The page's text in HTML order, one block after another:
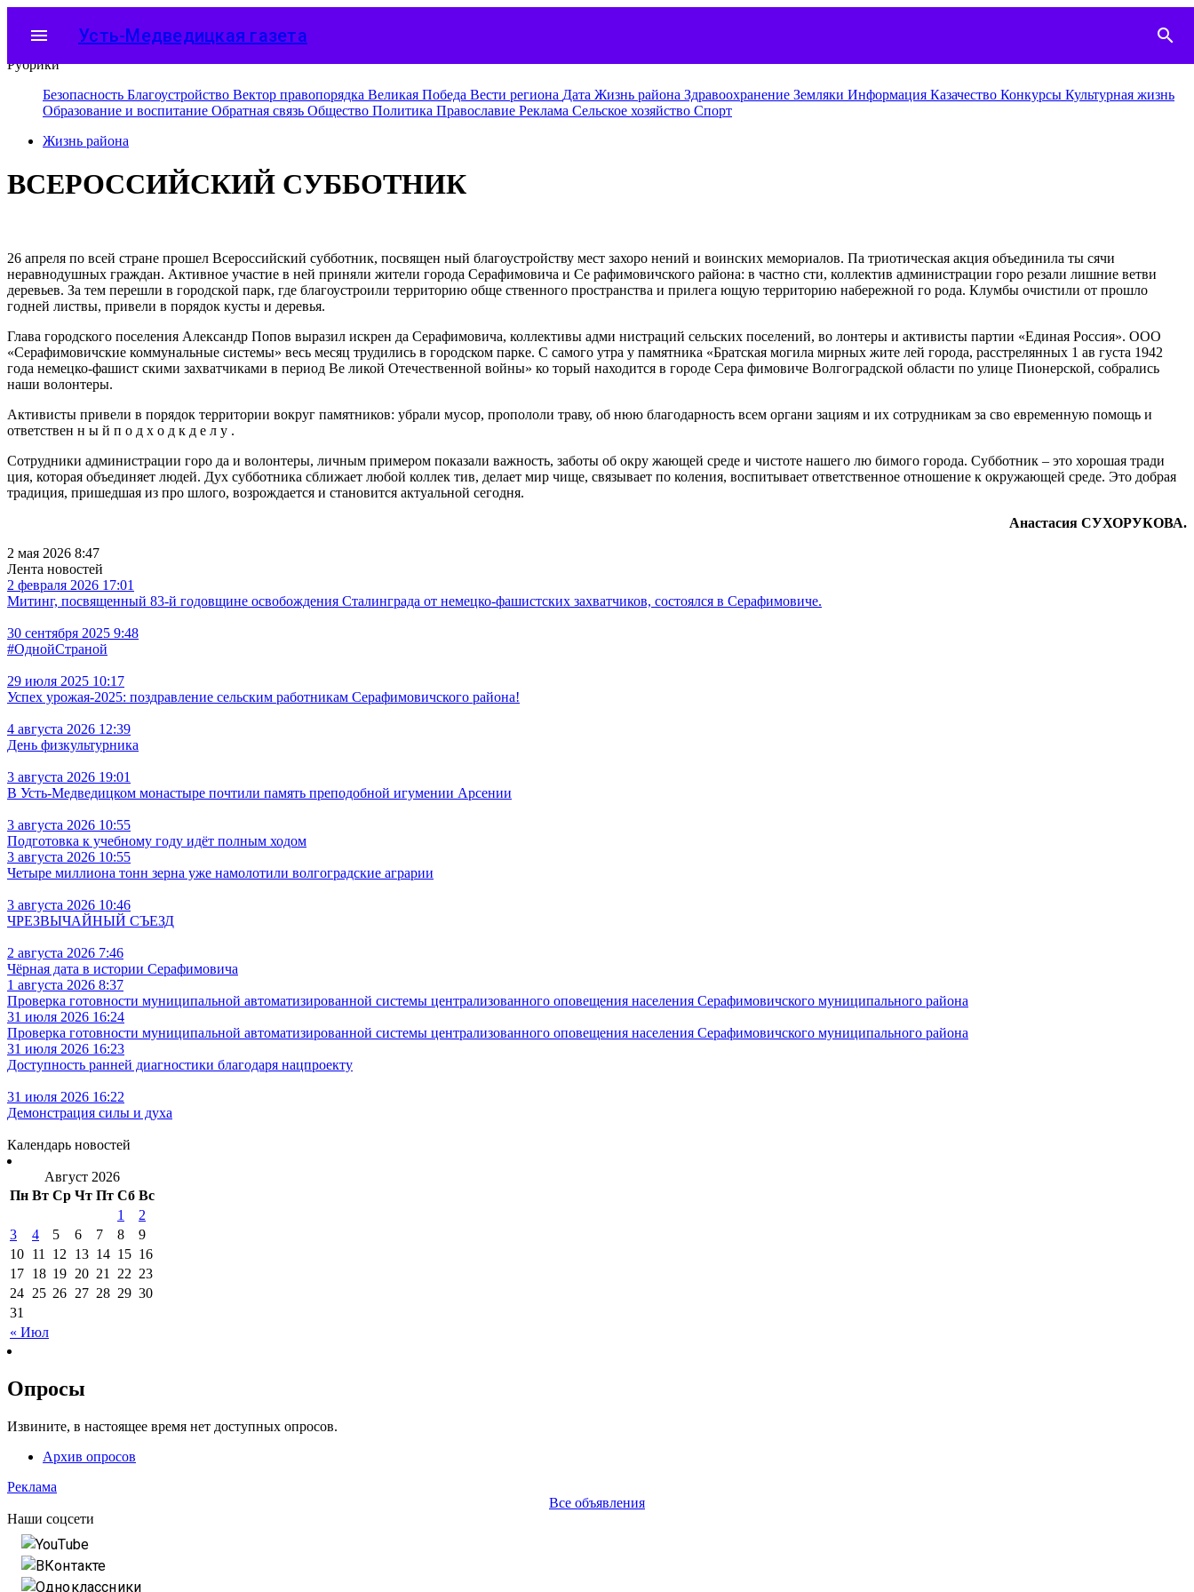
menu Усть-Медведицкая газета search
Рубрики
Безопасность Благоустройство Вектор правопорядка Великая Победа Вести региона Дата Жизнь района Здравоохранение Земляки Информация Казачество Конкурcы Культурная жизнь
Образование и воспитание Обратная связь Общество Политика Православие Реклама Сельское хозяйство Спорт
Жизнь района
ВСЕРОССИЙСКИЙ СУББОТНИК
26 апреля по всей стране прошел Всероссийский субботник, посвящен ный благоустройству мест захоро нений и воинских мемориалов. Па триотическая акция объединила ты сячи
неравнодушных граждан. Активное участие в ней приняли жители города Серафимовича и Се рафимовичского района: в частно сти, коллектив администрации горо резали лишние ветви
деревьев. За тем перешли в городской парк, где благоустроили территорию обще ственного пространства и прилега ющую территорию набережной го рода. Клумбы очистили от прошло
годней листвы, привели в порядок кусты и деревья.
Глава городского поселения Александр Попов выразил искрен да Серафимовича, коллективы адми нистраций сельских поселений, во лонтеры и активисты партии «Единая Россия». ООО
«Серафимовичские коммунальные системы» весь месяц трудились в городском парке. С самого утра у памятника «Братская могила мирных жите лей города, расстрелянных 1 ав густа 1942
года немецко-фашист скими захватчиками в период Ве ликой Отечественной войны» ко торый находится в городе Сера фимовиче Волгоградской области по улице Пионерской, собрались
наши волонтеры.
Активисты привели в порядок территории вокруг памятников: убрали мусор, пропололи траву, об нюю благодарность всем органи зациям и их сотрудникам за сво евременную помощь и
ответствен н ы й п о д х о д к д е л у .
Сотрудники администрации горо да и волонтеры, личным примером показали важность, заботы об окру жающей среде и чистоте нашего лю бимого города. Субботник – это хорошая тради
ция, которая объединяет людей. Дух субботника сближает любой коллек тив, делает мир чище, связывает по коления, воспитывает ответственное отношение к окружающей среде. Это добрая
традиция, пришедшая из про шлого, возрождается и становится актуальной сегодня.
Анастасия СУХОРУКОВА.
2 мая 2026 8:47
Лента новостей
2 февраля 2026 17:01
Митинг, посвященный 83-й годовщине освобождения Сталинграда от немецко-фашистских захватчиков, состоялся в Серафимовиче.
30 сентября 2025 9:48
#ОднойСтраной
29 июля 2025 10:17
Успех урожая-2025: поздравление сельским работникам Серафимовичского района!
4 августа 2026 12:39
День физкультурника
3 августа 2026 19:01
В Усть‑Медведицком монастыре почтили память преподобной игумении Арсении
3 августа 2026 10:55
Подготовка к учебному году идёт полным ходом
3 августа 2026 10:55
Четыре миллиона тонн зерна уже намолотили волгоградские аграрии
3 августа 2026 10:46
ЧРЕЗВЫЧАЙНЫЙ СЪЕЗД
2 августа 2026 7:46
Чёрная дата в истории Серафимовича
1 августа 2026 8:37
Проверка готовности муниципальной автоматизированной системы централизованного оповещения населения Серафимовичского муниципального района
31 июля 2026 16:24
Проверка готовности муниципальной автоматизированной системы централизованного оповещения населения Серафимовичского муниципального района
31 июля 2026 16:23
Доступность ранней диагностики благодаря нацпроекту
31 июля 2026 16:22
Демонстрация силы и духа
Календарь новостей
Август 2026
Пн Вт Ср Чт Пт Сб Вс
« Июл
1
2
3
4 5 6 7 8
9
10 11 12 13 14 15 16
17 18 19 20 21 22 23
24 25 26 27 28 29 30
31
Опросы
Извините, в настоящее время нет доступных опросов.
Архив опросов
Реклама
Все объявления
Наши соцсети
YouTube
ВКонтакте
Одноклассники